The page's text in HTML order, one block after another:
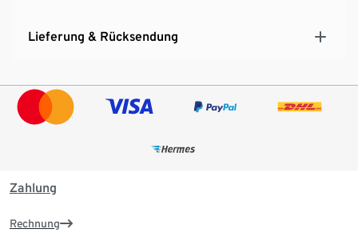
Lieferung & Rücksendung
Zahlung
Rechnung